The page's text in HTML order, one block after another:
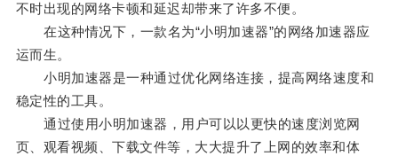
不时出现的网络卡顿和延迟却带来了许多不便。
在这种情况下，一款名为“小明加速器”的网络加速器应
运而生。
小明加速器是一种通过优化网络连接，提高网络速度和
稳定性的工具。
通过使用小明加速器，用户可以以更快的速度浏览网
页、观看视频、下载文件等，大大提升了上网的效率和体